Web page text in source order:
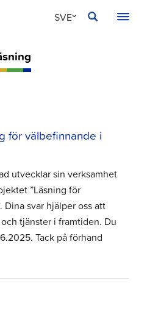
SVE
för välbefinnande i
utvecklar sin verksamhet
”Läsning för
Dina svar hjälper oss att
tjänster i framtiden. Du
Tack på förhand